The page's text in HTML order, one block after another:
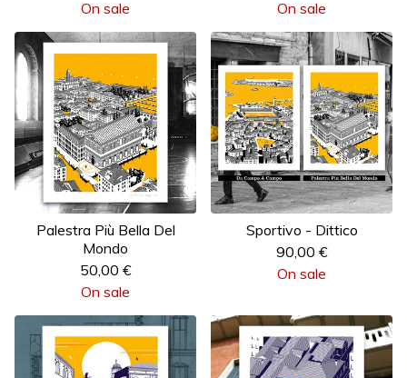
On sale
On sale
Palestra Più Bella Del
Mondo
50,00 €
On sale
Sportivo - Dittico
90,00 €
On sale